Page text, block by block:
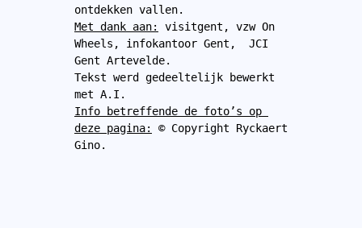
ontdekken vallen.
Met dank aan:
visitgent, vzw On
Wheels, infokantoor Gent,  JCI
Gent Artevelde.
Tekst werd gedeeltelijk bewerkt
met A.I.
Info betreffende de foto’s op
deze pagina:
© Copyright Ryckaert
Gino.